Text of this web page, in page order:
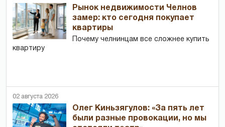
Рынок недвижимости Челнов
замер: кто сегодня покупает
квартиры
Почему челнинцам все сложнее купить
квартиру
02 августа 2026
Олег Киньзягулов: «За пять лет
были разные провокации, но мы